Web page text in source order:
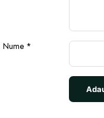
Nume *